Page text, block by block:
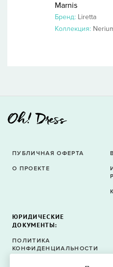
Marnis
Бренд: Liretta
Коллекция:
ПУБЛИЧНАЯ ОФЕРТА
О ПРОЕКТЕ
ЮРИДИЧЕСКИЕ
ДОКУМЕНТЫ:
ПОЛИТИКА
КОНФИДЕНЦИАЛЬНОСТИ